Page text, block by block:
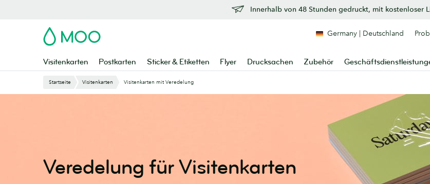
Innerhalb von 48 Stunden gedruckt, mit kostenloser
MOO
Visitenkarten Postkarten Sticker & Etiketten Flyer Drucksachen Zubehör
Germany | Deutschland
Startseite Visitenkarten Visitenkarten mit Veredelung
Veredelung für Visitenkarten